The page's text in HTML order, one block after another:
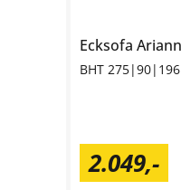
Ecksofa
BHT
2.049,-